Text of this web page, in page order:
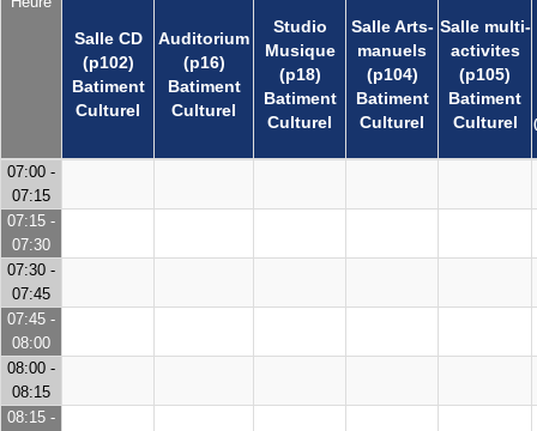
Salle CD
(p102)
Batiment
Culturel
Auditorium
(p16)
Batiment
Culturel
Studio
Musique
(p18)
Batiment
Culturel
Salle Arts-
manuels
(p104)
Batiment
Culturel
Salle multi-
activites
(p105)
Batiment
Culturel
07:00 -
07:15
07:15 -
07:30
07:30 -
07:45
07:45 -
08:00
08:00 -
08:15
08:15 -